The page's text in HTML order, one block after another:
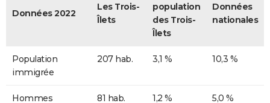
Données 2022
Les Trois-
Îlets
population
des Trois-
Îlets
Données
nationales
Population
immigrée
207 hab. 3,1 % 10,3 %
Hommes 81 hab. 1,2 % 5,0 %